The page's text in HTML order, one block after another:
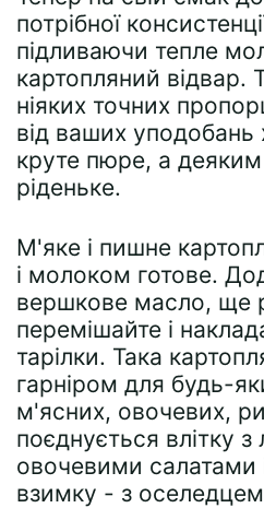
потрібної
підливаючи тепле
картопляний відвар.
ніяких точних
від ваших уподобань
круте пюре, а
ріденьке.
М'яке і пишне
і молоком готове.
вершкове масло, ще
перемішайте і
тарілки. Така
гарніром для будь-
м'ясних, овочевих,
поєднується влітку з
овочевими салатами
взимку - з